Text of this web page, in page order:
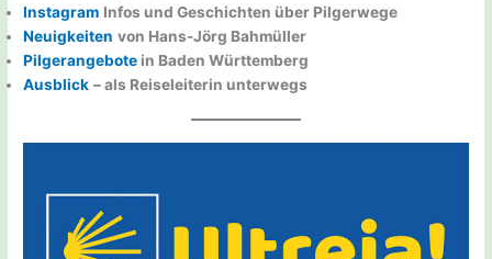
Instagram Infos und Geschichten über Pilgerwege
Neuigkeiten von Hans-Jörg Bahmüller
Pilgerangebote in Baden Württemberg
Ausblick – als Reiseleiterin unterwegs